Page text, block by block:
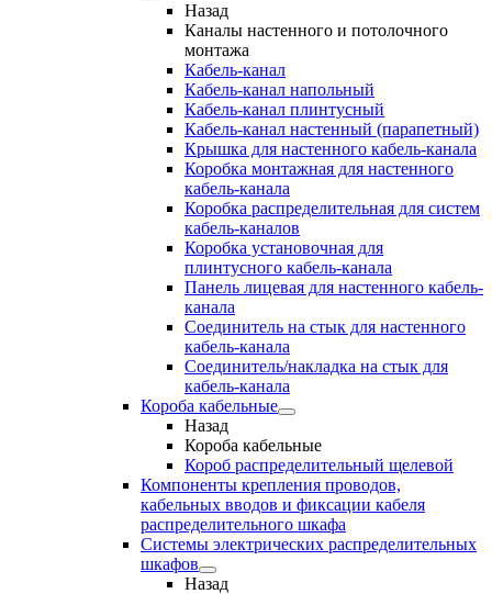
Назад
Каналы настенного и потолочного
монтажа
Кабель-канал
Кабель-канал напольный
Кабель-канал плинтусный
Кабель-канал настенный (парапетный)
Крышка для настенного кабель-канала
Коробка монтажная для настенного
кабель-канала
Коробка распределительная для систем
кабель-каналов
Коробка установочная для
плинтусного кабель-канала
Панель лицевая для настенного кабель-
канала
Соединитель на стык для настенного
кабель-канала
Соединитель/накладка на стык для
кабель-канала
Короба кабельные
Назад
Короба кабельные
Короб распределительный щелевой
Компоненты крепления проводов,
кабельных вводов и фиксации кабеля
распределительного шкафа
Системы электрических распределительных
шкафов
Назад